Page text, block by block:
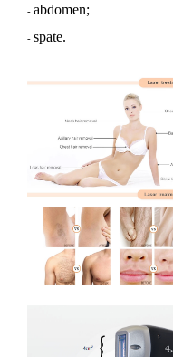
- abdomen;
- spate.